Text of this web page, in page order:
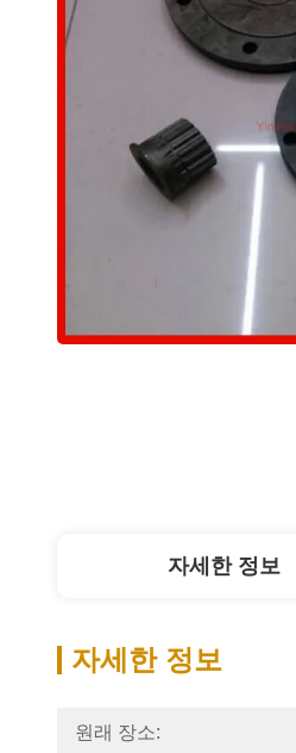
자세한 정보
자세한 정보
원래 장소: